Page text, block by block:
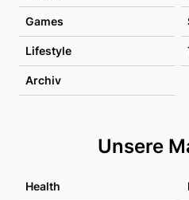
Games
Lifestyle
Archiv
Unsere
Health